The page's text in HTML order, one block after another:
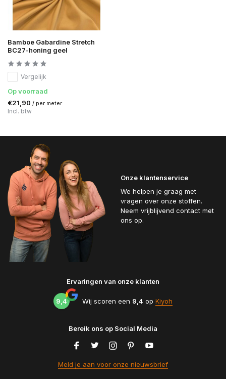
Bamboe Gabardine Stretch
BC27-honing geel
Vergelijk
Op voorraad
€21,90 / per meter
Incl. btw
Onze klantenservice
We helpen je graag met
vragen over onze stoffen.
Neem vrijblijvend contact met
ons op.
Ervaringen van onze klanten
9,4 Wij scoren een 9,4 op Kiyoh
Bereik ons op Social Media
Meld je aan voor onze nieuwsbrief